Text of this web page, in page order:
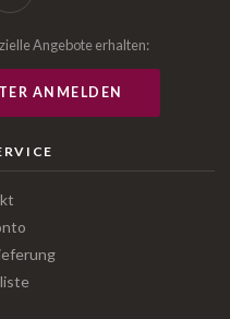
Angebote erhalten:
ANMELDEN